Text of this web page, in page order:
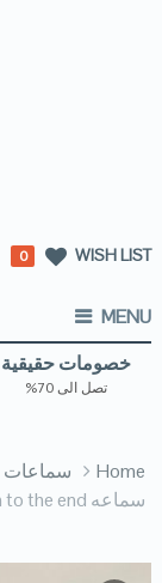
WISH LIST
0
MENU
خصومات حقيقية
تصل الى 70%
Home سماعات
سماعه remax listen to the end الاصليه بالراديو